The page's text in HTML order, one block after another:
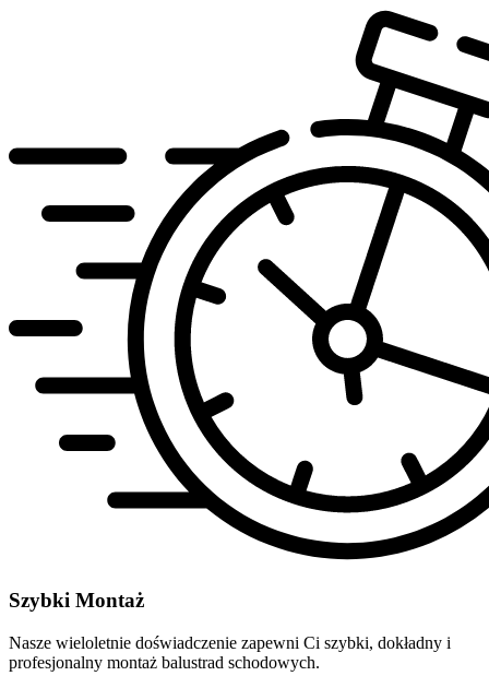
Szybki Montaż
Nasze wieloletnie doświadczenie zapewni Ci szybki, dokładny i
profesjonalny montaż balustrad schodowych.